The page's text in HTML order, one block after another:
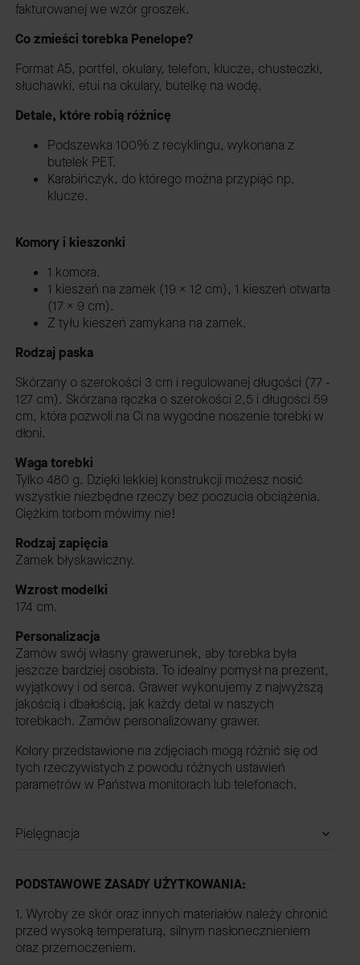
fakturowanej we wzór groszek.
Co zmieści torebka Penelope?
Format A5, portfel, okulary, telefon, klucze, chusteczki,
słuchawki, etui na okulary, butelkę na wodę.
Detale, które robią różnicę
Podszewka 100% z recyklingu, wykonana z
butelek PET.
Karabińczyk, do którego można przypiąć np.
klucze.
Komory i kieszonki
1 komora.
1 kieszeń na zamek (19 x 12 cm), 1 kieszeń otwarta
(17 x 9 cm).
Z tyłu kieszeń zamykana na zamek.
Rodzaj paska
Skórzany o szerokości 3 cm i regulowanej długości (77 -
127 cm). Skórzana rączka o szerokości 2,5 i długości 59
cm, która pozwoli na Ci na wygodne noszenie torebki w
dłoni.
Waga torebki
Tylko 480 g. Dzięki lekkiej konstrukcji możesz nosić
wszystkie niezbędne rzeczy bez poczucia obciążenia.
Ciężkim torbom mówimy nie!
Rodzaj zapięcia
Zamek błyskawiczny.
Wzrost modelki
174 cm.
Personalizacja
Zamów swój własny grawerunek, aby torebka była
jeszcze bardziej osobista. To idealny pomysł na prezent,
wyjątkowy i od serca. Grawer wykonujemy z najwyższą
jakością i dbałością, jak każdy detal w naszych
torebkach. Zamów personalizowany grawer.
Kolory przedstawione na zdjęciach mogą różnić się od
tych rzeczywistych z powodu różnych ustawień
parametrów w Państwa monitorach lub telefonach.
Pielęgnacja
PODSTAWOWE ZASADY UŻYTKOWANIA:
1. Wyroby ze skór oraz innych materiałów należy chronić
przed wysoką temperaturą, silnym nasłonecznieniem
oraz przemoczeniem.